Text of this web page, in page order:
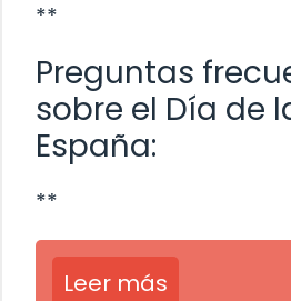
**
Preguntas
sobre el Día de
España:
**
Leer más